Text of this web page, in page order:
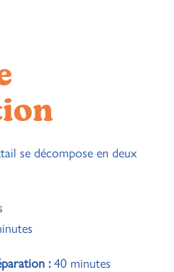
se décompose en deux
:40 minutes